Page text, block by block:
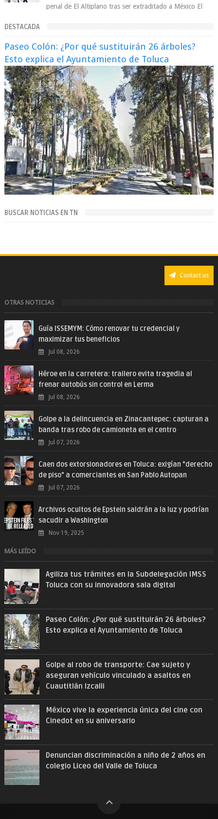
penal de El Altiplano tras ser extraditado a México El
DESTACADA
Paseo Colón: ¿Por qué sustituirán 26 árboles?
Esto explica el Ayuntamiento de Toluca
BUSCAR NOTICIAS EN TN
Contact us
OTRAS NOTICIAS
Guía ISSEMYM: Cómo renovar tu credencial y
maximizar tus beneficios
Jul 08, 2026
Héroe en la carretera: trailero evita tragedia al
frenar autobús sin control en Lerma
Jul 08, 2026
Golpe a la delincuencia en Zinacantepec: capturan a
banda tras robo de camioneta en el centro
Jul 07, 2026
Caen dos extorsionadores en Toluca: exigían "derecho
de piso" a comerciantes en San Pablo Autopan
Jul 07, 2026
Archivos ocultos de Epstein saldrán a la luz y podrían
sacudir a Washington
Nov 19, 2025
MÁS LEÍDO
Agiliza tus trámites en la Subdelegación IMSS
Toluca con su innovadora sala digital
Paseo Colón: ¿Por qué sustituirán 26 árboles?
Esto explica el Ayuntamiento de Toluca
Golpe al robo de transporte: Cae sujeto y
aseguran vehículo vinculado a asaltos en
Cuautitlán Izcalli
México vive la experiencia única del cine con
Cinedot en su aniversario
Denuncian discriminación a niño de 2 años en
colegio Liceo del Valle de Toluca